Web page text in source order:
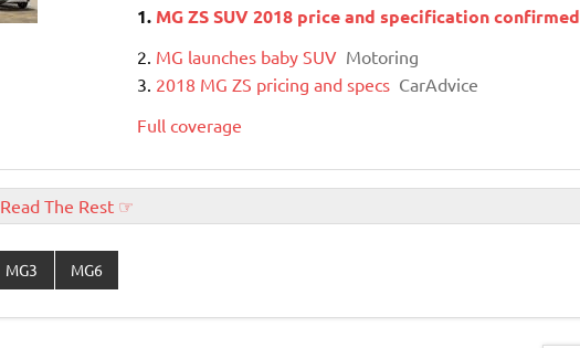
MG ZS SUV 2018 price and specification confirmed
MG launches baby SUV Motoring
2018 MG ZS pricing and specs CarAdvice
Full coverage
Read The Rest ☞
MG3 MG6